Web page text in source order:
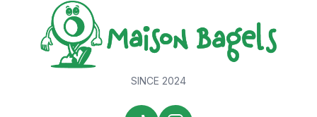
SINCE 2024